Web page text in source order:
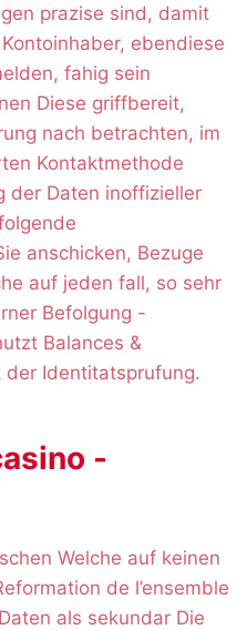
prazise sind, damit
ebendiese
fahig sein
Diese griffbereit,
nach betrachten, im
Kontaktmethode
der Daten inoffizieller
anschicken, Bezuge
auf jeden fall, so sehr
Befolgung -
Balances &
der Identitatsprufung.
-
Welche auf keinen
de l’ensemble
als sekundar Die